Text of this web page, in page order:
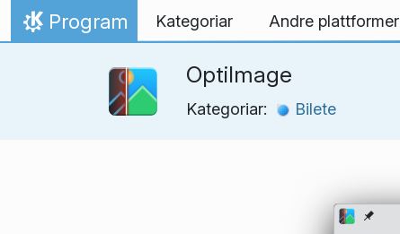
Hopp til innhaldet
Heim
Program Kategoriar Andre plattformer
OptiImage
Kategoriar: Bilete